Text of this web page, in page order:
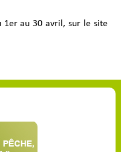
1er au 30 avril, sur le site